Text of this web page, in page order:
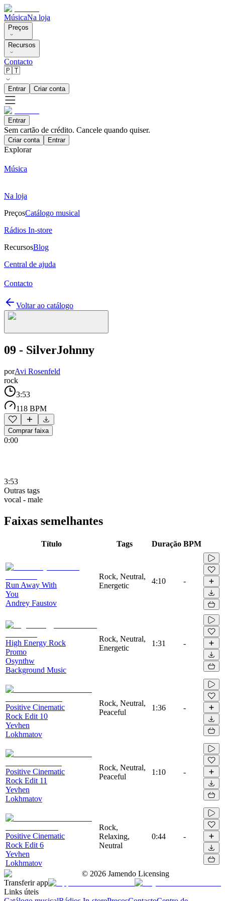
MúsicaNa loja
Preços
Recursos
Contacto
🇵🇹
Entrar Criar conta
Entrar
Sem cartão de crédito. Cancele quando quiser.
Criar conta Entrar
Explorar
Música
Na loja
PreçosCatálogo musical
Rádios In-store
RecursosBlog
Central de ajuda
Contacto
Voltar ao catálogo
09 - SilverJohnny
porAvi Rosenfeld
rock
3:53
118 BPM
Comprar faixa
0:00
3:53
Outras tags
vocal - male
Faixas semelhantes
Título Tags Duração BPM
Run Away With
You
Andrey Faustov
Rock, Neutral,
Energetic
4:10 -
High Energy Rock
Promo
Osynthw
Background Music
Rock, Neutral,
Energetic
1:31 -
Positive Cinematic
Rock Edit 10
Yevhen
Lokhmatov
Rock, Neutral,
Peaceful
1:36 -
Positive Cinematic
Rock Edit 11
Yevhen
Lokhmatov
Rock, Neutral,
Peaceful
1:10 -
Positive Cinematic
Rock Edit 6
Yevhen
Lokhmatov
Rock,
Relaxing,
Neutral
0:44 -
© 2026 Jamendo Licensing
Transferir app
Links úteis